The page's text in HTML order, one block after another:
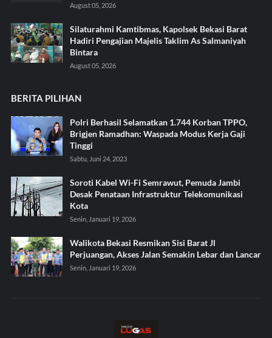
August 05, 2026
Silaturahmi Kamtibmas, Kapolsek Bekasi Barat
Hadiri Pengajian Majelis Taklim As Salmaniyah
Bintara
August 05, 2026
BERITA PILIHAN
Polri Berhasil Selamatkan 1.744 Korban TPPO,
Brigjen Ramadhan: Waspada Modus Kerja Gaji
Tinggi
Sabtu, Juni 24, 2023
Soroti Kabel Wi-Fi Semrawut, Pemuda Jambi
Desak Penataan Infrastruktur Telekomunikasi
Kota
Senin, Januari 19, 2026
Walikota Bekasi Resmikan Sisi Barat Jl
Perjuangan, Akses Jalan Semakin Lebar dan Lancar
Senin, Januari 19, 2026